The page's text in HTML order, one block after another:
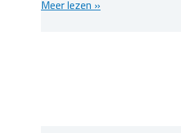
Verruiming
Meer lezen »